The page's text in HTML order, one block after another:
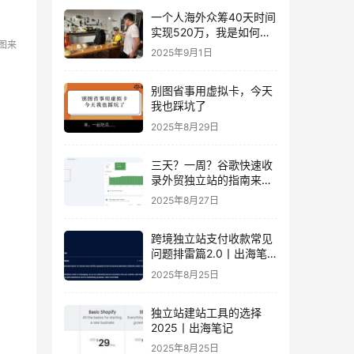
来
一个人海外众筹40天时间
实现520万，我是如何做
到的？丨出海笔记
2025年9月1日
别图省事用虚拟卡，今天
我也踩坑了
2025年8月29日
三天？一周？谷歌快速收
录外贸独立站的指南来
了！丨出海笔记
2025年8月27日
跨境独立站支付收款常见
问题排雷篇2.0丨出海笔
记
2025年8月25日
独立站建站工具的选择
2025丨出海笔记
2025年8月25日